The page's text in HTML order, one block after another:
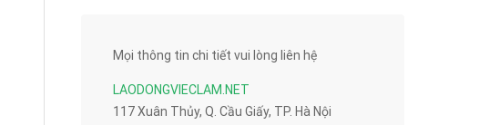
Mọi thông tin chi tiết vui lòng liên hệ
LAODONGVIECLAM.NET
117 Xuân Thủy, Q. Cầu Giấy, TP. Hà Nội